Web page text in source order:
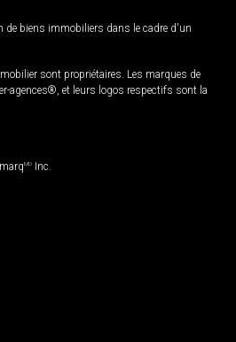
de biens immobiliers dans le cadre d'un
sont propriétaires. Les marques de
agences®, et leurs logos respectifs sont la
MD Inc.